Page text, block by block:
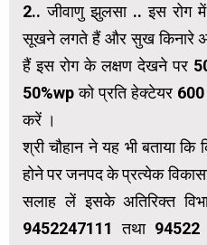
2.. जीवाणु झुलसा .. इस रोग में
सूखने लगते हैं और सुख किनारे
हैं इस रोग के लक्षण देखने पर
50%wp को प्रति हेक्टेयर
करें ।
श्री चौहान ने यह भी बताया कि
होने पर जनपद के प्रत्येक
सलाह लें इसके अतिरिक्त
9452247111 तथा